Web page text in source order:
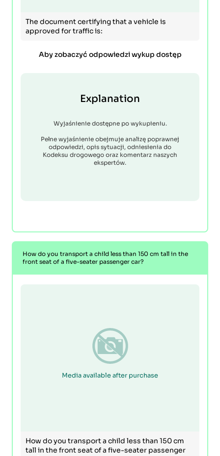
The document certifying that a vehicle is
approved for traffic is:
Aby zobaczyć odpowiedzi wykup dostęp
Explanation
Wyjaśnienie dostępne po wykupieniu.
Pełne wyjaśnienie obejmuje analizę poprawnej
odpowiedzi, opis sytuacji, odniesienia do
Kodeksu drogowego oraz komentarz naszych
ekspertów.
How do you transport a child less than 150 cm tall in the
front seat of a five-seater passenger car?
Media available after purchase
How do you transport a child less than 150 cm
tall in the front seat of a five-seater passenger